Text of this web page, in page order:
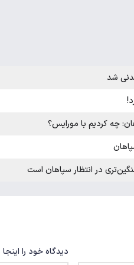
شد
چه کردیم با مورایس؟
در انتظار سپاهان است
دیدگاه خود را